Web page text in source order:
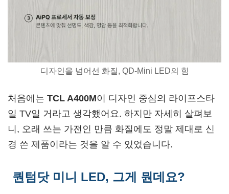
디자인을 넘어선 화질, QD-Mini LED의 힘
처음에는 TCL A400M이 디자인 중심의 라이프스타
일 TV일 거라고 생각했어요. 하지만 자세히 살펴보
니, 오래 쓰는 가전인 만큼 화질에도 정말 제대로 신
경 쓴 제품이라는 것을 알 수 있었습니다.
퀀텀닷 미니 LED, 그게 뭔데요?